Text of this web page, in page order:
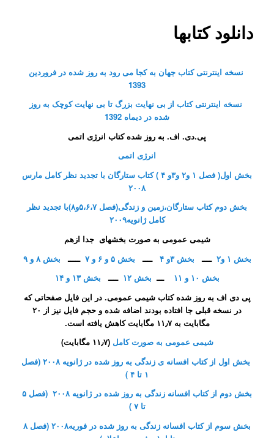
دانلود کتابها
نسخه اینترنتی کتاب جهان به کجا می رود به روز شده در فروردین
1393
نسخه اینترنتی کتاب از بی نهایت بزرگ تا بی نهایت کوچک به روز
شده در دیماه 1392
پی.دی. اف. به روز شده کتاب انرژی اتمی
انرژی اتمی
بخش اول( فصل ۱ و۲ و۳و ۴ ) کتاب ستارگان با تجدید نظر کامل مارس
۲۰۰۸
بخش دوم کتاب ستارگان،زمین و زندگی(فصل ۵،۶،۷و۸)با تجدید نظر
کامل ژانویه۲۰۰۹
شیمی عمومی به صورت بخشهای جدا ازهم
بخش ۱ و۲
ــــ بخش ۳و ۴ ــــ بخش ۵ و ۶ و ۷ ـــــ
بخش ۸ و ۹
بخش ۱۰ و ۱۱
ـــ بخش ۱۲ ــــ بخش ۱۳ و ۱۴
پی دی اف به روز شده کتاب شیمی عمومی. در این فایل صفحاتی که
در نسخه قبلی جا افتاده بودند اضافه شده و حجم فایل نیز از ۲۰
مگابایت به ۱۱٫۷ مگابایت کاهش یافته است.
شیمی عمومی به صورت کامل (۱۱٫۷ مگابایت)
بخش اول از کتاب افسانه ی زندگی به روز شده در ژانویه ۲۰۰۸ (فصل
۱ تا ۴ )
بخش دوم از کتاب افسانه زندگی به روز شده در ژانویه ۲۰۰۸ (فصل ۵
تا ۷ )
بخش سوم از کتاب افسانه زندگی به روز شده در فوریه۲۰۰۸ (فصل ۸